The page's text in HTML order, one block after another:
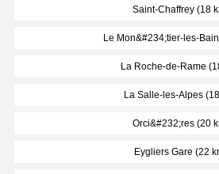
Saint-Chaffrey (18
Le Mon&#234;tier-les-
La Roche-de-Rame
La Salle-les-Alpes
Orci&#232;res (20
Eygliers Gare (22